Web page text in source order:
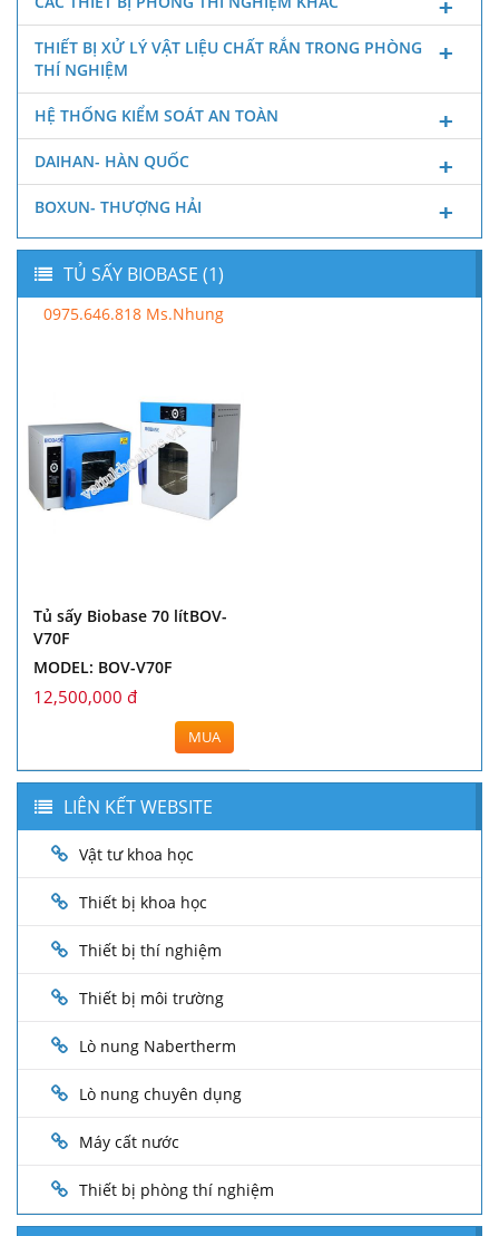
THIẾT BỊ XỬ LÝ VẬT LIỆU CHẤT RẮN TRONG PHÒNG
THÍ NGHIỆM
HỆ THỐNG KIỂM SOÁT AN TOÀN
DAIHAN- HÀN QUỐC
BOXUN- THƯỢNG HẢI
TỦ SẤY BIOBASE (1)
0975.646.818 Ms.Nhung
Tủ sấy Biobase 70 lítBOV-
V70F
MODEL: BOV-V70F
12,500,000 đ
MUA
LIÊN KẾT WEBSITE
Vật tư khoa học
Thiết bị khoa học
Thiết bị thí nghiệm
Thiết bị môi trường
Lò nung Nabertherm
Lò nung chuyên dụng
Máy cất nước
Thiết bị phòng thí nghiệm